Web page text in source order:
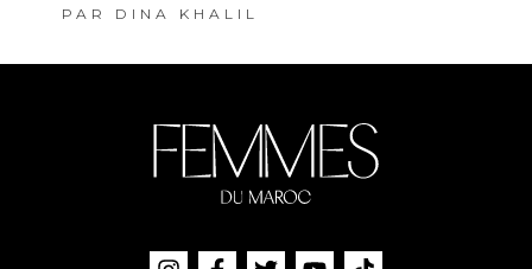
PAR DINA KHALIL